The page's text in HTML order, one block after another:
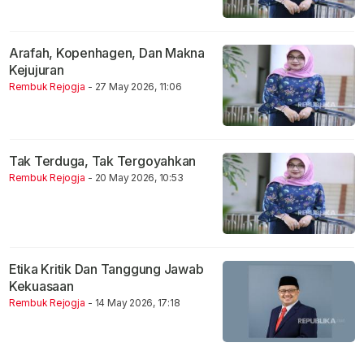
Arafah, Kopenhagen, Dan Makna
Kejujuran
Rembuk Rejogja - 27 May 2026, 11:06
Tak Terduga, Tak Tergoyahkan
Rembuk Rejogja - 20 May 2026, 10:53
Etika Kritik Dan Tanggung Jawab
Kekuasaan
Rembuk Rejogja - 14 May 2026, 17:18